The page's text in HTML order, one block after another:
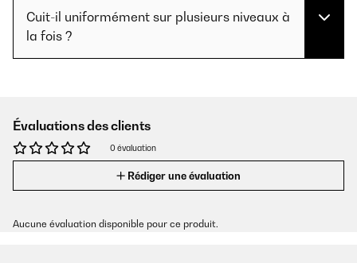
Cuit-il uniformément sur plusieurs niveaux à
la fois ?
Évaluations des clients
0 évaluation
Rédiger une évaluation
Aucune évaluation disponible pour ce produit.